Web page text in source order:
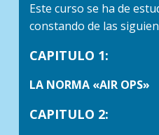
Este curso se ha de
constando de las
CAPITULO 1:
LA NORMA «AIR OPS»
CAPITULO 2: